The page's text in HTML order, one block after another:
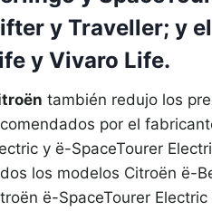
y Traveller; y
y Vivaro Life.
también redujo los
por el
y ë-SpaceTourer
los modelos Citroën ë-
ë-SpaceTourer